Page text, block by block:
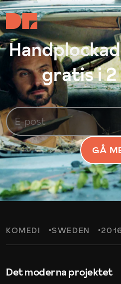
gratis i 2
GÅ
KOMEDI SWEDEN
Det moderna projektet